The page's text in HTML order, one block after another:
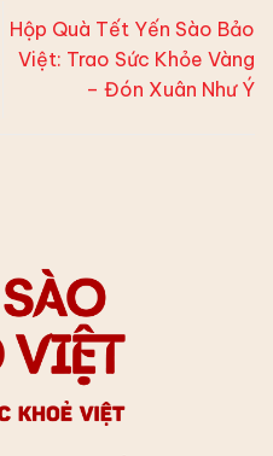
Hộp Quà Tết Yến Sào Bảo
Việt: Trao Sức Khỏe Vàng
– Đón Xuân Như Ý